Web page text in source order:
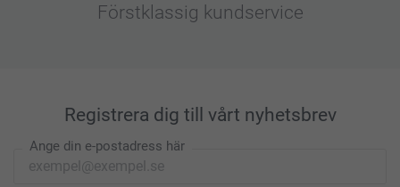
Förstklassig kundservice
Registrera dig till vårt nyhetsbrev
Ange din e-postadress här